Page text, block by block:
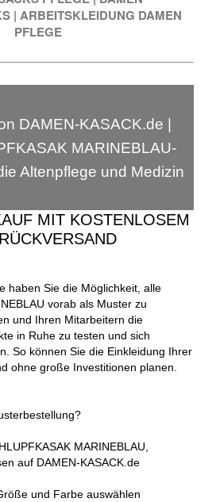
| ARBEITSKLEIDUNG DAMEN
PFLEGE
DAMEN-KASACK.de |
MARINEBLAU-
Altenpflege und Medizin
MIT KOSTENLOSEM
RÜCKVERSAND
haben Sie die Möglichkeit, alle
vorab als Muster zu
und Ihren Mitarbeitern die
in Ruhe zu testen und sich
So können Sie die Einkleidung Ihrer
ohne große Investitionen planen.
MARINEBLAU,
auf DAMEN-KASACK.de
und Farbe auswählen